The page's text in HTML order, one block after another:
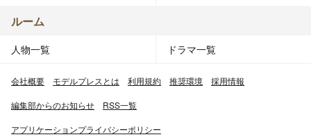
ルーム
人物一覧 ドラマ一覧
会社概要 モデルプレスとは 利用規約 推奨環境 採用情報
編集部からのお知らせ RSS一覧
アプリケーションプライバシーポリシー